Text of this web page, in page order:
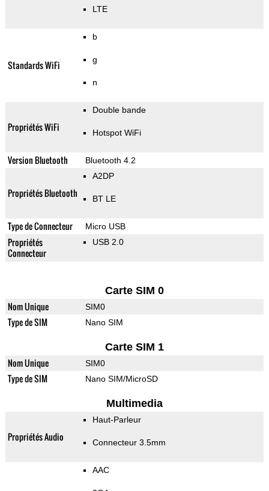
LTE
Standards WiFi
b
g
n
Propriétés WiFi
Double bande
Hotspot WiFi
Version Bluetooth Bluetooth 4.2
Propriétés Bluetooth
A2DP
BT LE
Type de Connecteur Micro USB
Propriétés
Connecteur
USB 2.0
Carte SIM 0
Nom Unique SIM0
Type de SIM Nano SIM
Carte SIM 1
Nom Unique SIM0
Type de SIM Nano SIM/MicroSD
Multimedia
Propriétés Audio
Haut-Parleur
Connecteur 3.5mm
AAC